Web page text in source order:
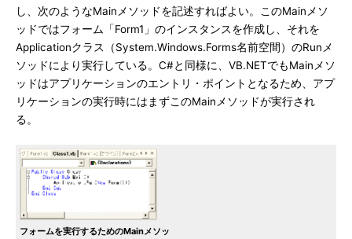
し、次のようなMainメソッドを記述すればよい。このMainメソ
ッドではフォーム「Form1」のインスタンスを作成し、それを
Applicationクラス（System.Windows.Forms名前空間）のRunメ
ソッドにより実行している。C#と同様に、VB.NETでもMainメソ
ッドはアプリケーションのエントリ・ポイントとなるため、アプ
リケーションの実行時にはまずこのMainメソッドが実行され
る。
フォームを実行するためのMainメソッ